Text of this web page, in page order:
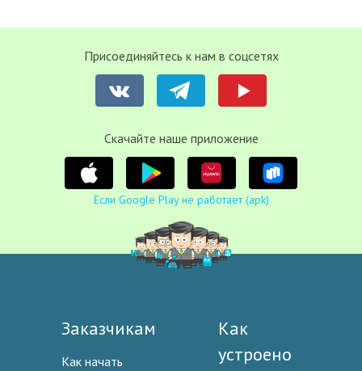
Присоединяйтесь к нам в соцсетях
Cкачайте наше приложение
Если Google Play не работает (apk)
Заказчикам
Как начать
Как
устроено